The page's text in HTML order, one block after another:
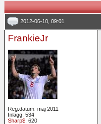
2012-06-10, 09:01
FrankieJr
Reg.datum: maj 2011
Inlägg: 534
Sharp$: 620